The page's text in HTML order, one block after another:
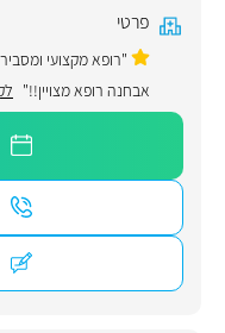
פרטי
"רופא מקצועי
אבחנה רופא מצויין!!"